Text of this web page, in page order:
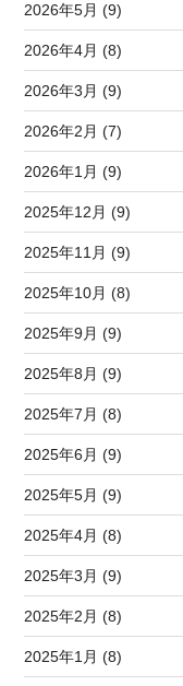
2026年5月 (9)
2026年4月 (8)
2026年3月 (9)
2026年2月 (7)
2026年1月 (9)
2025年12月 (9)
2025年11月 (9)
2025年10月 (8)
2025年9月 (9)
2025年8月 (9)
2025年7月 (8)
2025年6月 (9)
2025年5月 (9)
2025年4月 (8)
2025年3月 (9)
2025年2月 (8)
2025年1月 (8)